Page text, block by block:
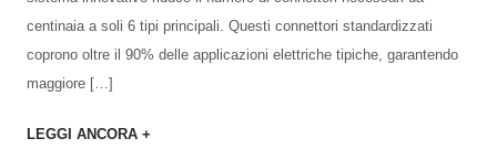
centinaia a soli 6 tipi principali. Questi connettori standardizzati
coprono oltre il 90% delle applicazioni elettriche tipiche, garantendo
maggiore […]
LEGGI ANCORA +